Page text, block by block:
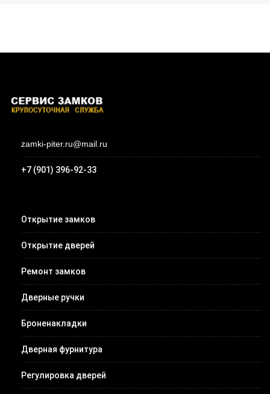
zamki-piter.ru@mail.ru
+7 (901) 396-92-33
Открытие замков
Открытие дверей
Ремонт замков
Дверные ручки
Броненакладки
Дверная фурнитура
Регулировка дверей